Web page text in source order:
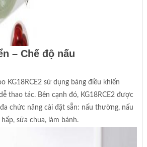
– Chế độ nấu
KG18RCE2 sử dụng bảng điều khiển
thao tác. Bên cạnh đó, KG18RCE2 được
chức năng cài đặt sẵn: nấu thường, nấu
sữa chua, làm bánh.